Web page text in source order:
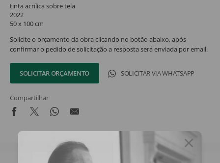
tinta acrílica sobre tela
2022
50 x 100 cm
Solicite o orçamento da obra clicando no botão abaixo, após
confirmar o pedido de solicitação a resposta será enviada por email.
SOLICITAR ORÇAMENTO SOLICITAR VIA WHATSAPP
Compartilhar